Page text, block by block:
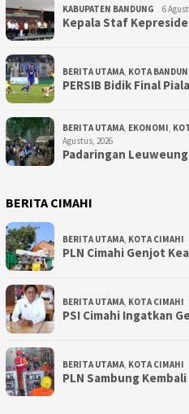
KABUPATEN BANDUNG 6
Kepala Staf
BERITA UTAMA, KOTA
PERSIB Bidik Final
BERITA UTAMA, EKONOMI,
Agustus, 2026
Padaringan
BERITA CIMAHI
BERITA UTAMA, KOTA CIMAHI
PLN Cimahi Genjot
BERITA UTAMA, KOTA CIMAHI
PSI Cimahi Ingatkan
BERITA UTAMA, KOTA CIMAHI
PLN Sambung